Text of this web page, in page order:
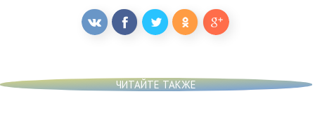
ЧИТАЙТЕ ТАКЖЕ